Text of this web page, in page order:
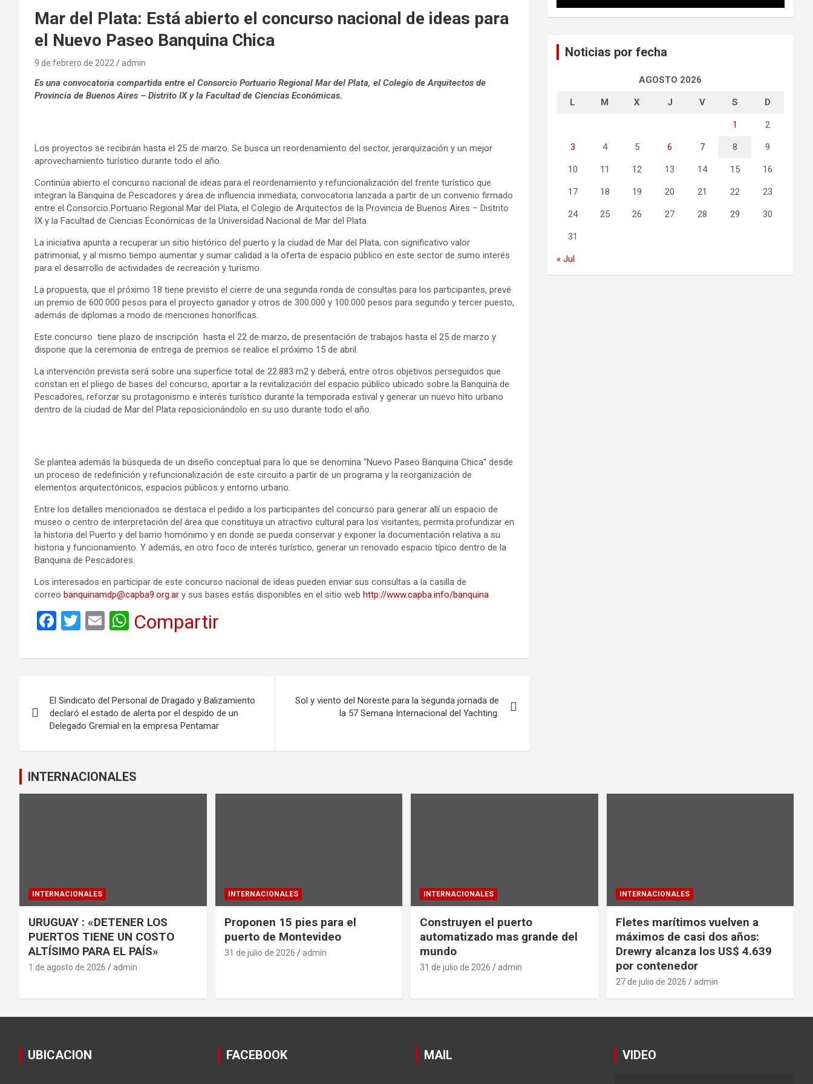
Mar del Plata: Está abierto el concurso nacional de ideas para
el Nuevo Paseo Banquina Chica
9 de febrero de 2022 admin
Es una convocatoria compartida entre el Consorcio Portuario Regional Mar del Plata, el Colegio de Arquitectos de
Provincia de Buenos Aires – Distrito IX y la Facultad de Ciencias Económicas.
Los proyectos se recibirán hasta el 25 de marzo. Se busca un reordenamiento del sector, jerarquización y un mejor
aprovechamiento turístico durante todo el año.
Continúa abierto el concurso nacional de ideas para el reordenamiento y refuncionalización del frente turístico que
integran la Banquina de Pescadores y área de influencia inmediata, convocatoria lanzada a partir de un convenio firmado
entre el Consorcio Portuario Regional Mar del Plata, el Colegio de Arquitectos de la Provincia de Buenos Aires – Distrito
IX y la Facultad de Ciencias Económicas de la Universidad Nacional de Mar del Plata.
La iniciativa apunta a recuperar un sitio histórico del puerto y la ciudad de Mar del Plata, con significativo valor
patrimonial, y al mismo tiempo aumentar y sumar calidad a la oferta de espacio público en este sector de sumo interés
para el desarrollo de actividades de recreación y turismo.
La propuesta, que el próximo 18 tiene previsto el cierre de una segunda ronda de consultas para los participantes, prevé
un premio de 600.000 pesos para el proyecto ganador y otros de 300.000 y 100.000 pesos para segundo y tercer puesto,
además de diplomas a modo de menciones honoríficas.
Este concurso tiene plazo de inscripción hasta el 22 de marzo, de presentación de trabajos hasta el 25 de marzo y
dispone que la ceremonia de entrega de premios se realice el próximo 15 de abril.
La intervención prevista será sobre una superficie total de 22.883 m2 y deberá, entre otros objetivos perseguidos que
constan en el pliego de bases del concurso, aportar a la revitalización del espacio público ubicado sobre la Banquina de
Pescadores, reforzar su protagonismo e interés turístico durante la temporada estival y generar un nuevo hito urbano
dentro de la ciudad de Mar del Plata reposicionándolo en su uso durante todo el año.
Se plantea además la búsqueda de un diseño conceptual para lo que se denomina “Nuevo Paseo Banquina Chica” desde
un proceso de redefinición y refuncionalización de este circuito a partir de un programa y la reorganización de
elementos arquitectónicos, espacios públicos y entorno urbano.
Entre los detalles mencionados se destaca el pedido a los participantes del concurso para generar allí un espacio de
museo o centro de interpretación del área que constituya un atractivo cultural para los visitantes, permita profundizar en
la historia del Puerto y del barrio homónimo y en donde se pueda conservar y exponer la documentación relativa a su
historia y funcionamiento. Y además, en otro foco de interés turístico, generar un renovado espacio típico dentro de la
Banquina de Pescadores.
Los interesados en participar de este concurso nacional de ideas pueden enviar sus consultas a la casilla de
correo banquinamdp@capba9.org.ar y sus bases estás disponibles en el sitio web http://www.capba.info/banquina
F
ce
o
o
k
T
tt
E
ail
W
at
A
p
p
Compartir
de
entradas
El Sindicato del Personal de Dragado y Balizamiento
declaró el estado de alerta por el despido de un
Delegado Gremial en la empresa Pentamar
Sol y viento del Noreste para la segunda jornada de
la 57 Semana Internacional del Yachting.
Noticias por fecha
AGOSTO 2026
L M X J V S D
1 2
3 4 5 6 7 8 9
10 11 12 13 14 15 16
17 18 19 20 21 22 23
24 25 26 27 28 29 30
31
« Jul
INTERNACIONALES
INTERNACIONALES
URUGUAY : «DETENER LOS
PUERTOS TIENE UN COSTO
ALTÍSIMO PARA EL PAÍS»
1 de agosto de 2026 admin
INTERNACIONALES
Proponen 15 pies para el
puerto de Montevideo
31 de julio de 2026 admin
INTERNACIONALES
Construyen el puerto
automatizado mas grande del
mundo
31 de julio de 2026 admin
INTERNACIONALES
Fletes marítimos vuelven a
máximos de casi dos años:
Drewry alcanza los US$ 4.639
por contenedor
27 de julio de 2026 admin
UBICACION FACEBOOK MAIL VIDEO